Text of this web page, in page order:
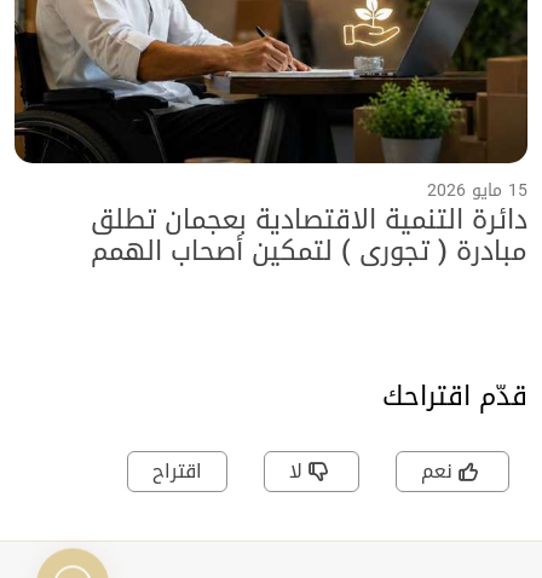
15 مايو 2026
دائرة التنمية الاقتصادية بعجمان تطلق
مبادرة ( تجوري ) لتمكين أصحاب الهمم
بالتعاون مع هيئة الأعمال الخيرية العالمية
قدّم اقتراحك
نعم لا اقتراح